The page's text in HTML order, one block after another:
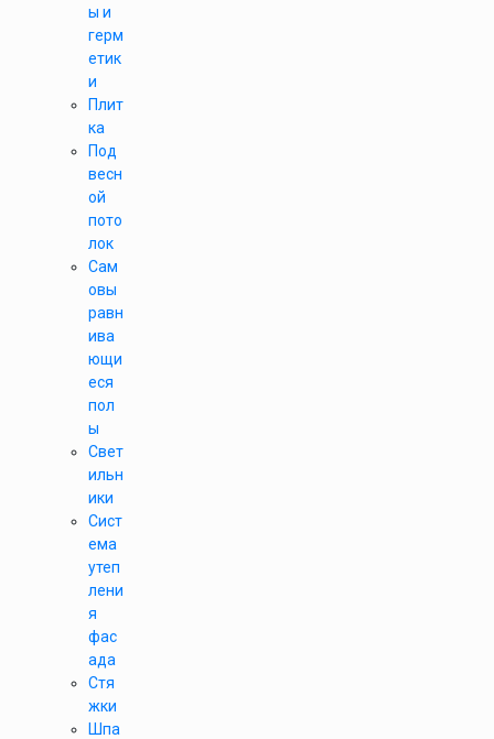
ы и
герм
етик
и
Плит
ка
Под
весн
ой
пото
лок
Сам
овы
равн
ива
ющи
еся
пол
ы
Свет
ильн
ики
Сист
ема
утеп
лени
я
фас
ада
Стя
жки
Шпа